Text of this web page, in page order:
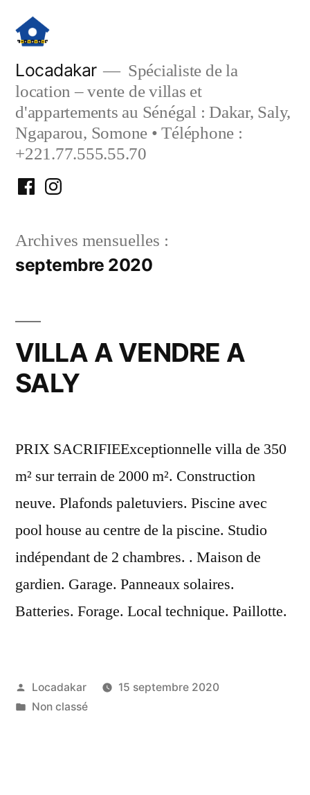
contenu
Locadakar
Spécialiste de la
location – vente de villas et
d'appartements au Sénégal : Dakar, Saly,
Ngaparou, Somone • Téléphone :
+221.77.555.55.70
FacebookInstagram
Archives mensuelles :
septembre 2020
VILLA A VENDRE A
SALY
PRIX SACRIFIEExceptionnelle villa de 350
m² sur terrain de 2000 m². Construction
neuve. Plafonds paletuviers. Piscine avec
pool house au centre de la piscine. Studio
indépendant de 2 chambres. . Maison de
gardien. Garage. Panneaux solaires.
Batteries. Forage. Local technique. Paillotte.
Publié
par
Locadakar
15 septembre 2020
Publié
Non classé